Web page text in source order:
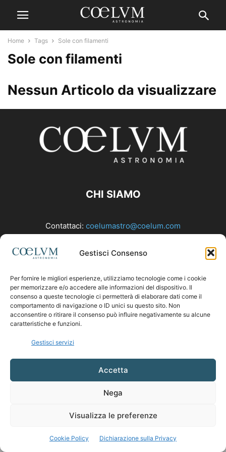
Gestisci Consenso
Per fornire le migliori esperienze, utilizziamo tecnologie come i cookie
per memorizzare e/o accedere alle informazioni del dispositivo. Il
consenso a queste tecnologie ci permetterà di elaborare dati come il
comportamento di navigazione o ID unici su questo sito. Non
acconsentire o ritirare il consenso può influire negativamente su alcune
caratteristiche e funzioni.
Gestisci servizi
Accetta
Nega
Visualizza le preferenze
Cookie Policy Dichiarazione sulla Privacy
Home Tags Sole con filamenti
Sole con filamenti
Nessun Articolo da visualizzare
CHI SIAMO
Contattaci: coelumastro@coelum.com
SEGUICI